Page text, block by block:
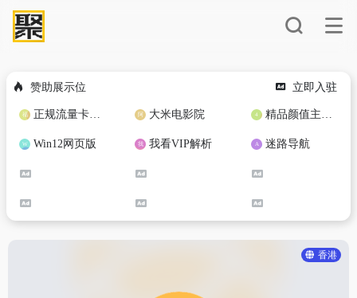
赞助展示位 立即入驻
正规流量卡免费加盟合作 大米电影院 精品颜值主播定制
Win12网页版 我看VIP解析 迷路导航
香港